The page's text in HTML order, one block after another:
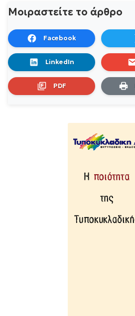
Μοιραστείτε το άρθρο
Facebook
LinkedIn
PDF